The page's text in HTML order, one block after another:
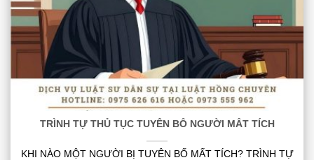
TRÌNH TỰ THỦ TỤC TUYÊN BỐ NGƯỜI MẤT TÍCH
KHI NÀO MỘT NGƯỜI BỊ TUYÊN BỐ MẤT TÍCH? TRÌNH TỰ